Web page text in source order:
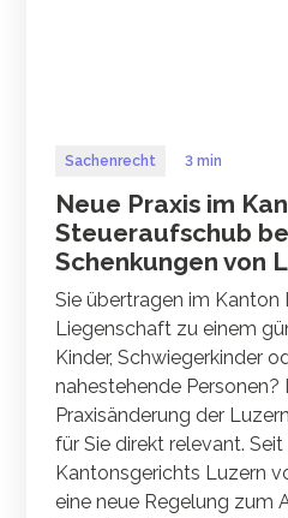
Sachenrecht 3 min
Neue Praxis im
Steueraufschub
Schenkungen von
Sie übertragen im Kanton
Liegenschaft zu einem
Kinder, Schwiegerkinder
nahestehende Personen?
Praxisänderung der
für Sie direkt relevant.
Kantonsgerichts Luzern
eine neue Regelung zum